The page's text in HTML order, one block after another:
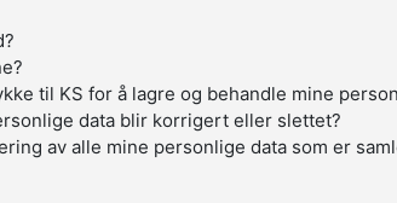
til KS for å lagre og behandle mine
data blir korrigert eller slettet?
av alle mine personlige data som er